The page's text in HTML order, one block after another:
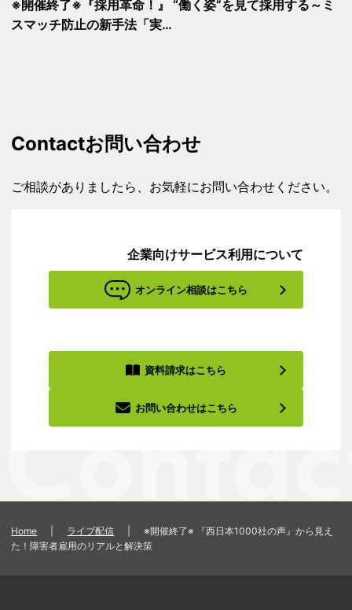
※開催終了※『採用革命！』 “働く姿”を見て採用する～ミ
スマッチ防止の新手法「実…
Contactお問い合わせ
ご相談がありましたら、お気軽にお問い合わせください。
企業向けサービス利用について
オンライン相談はこちら
資料請求はこちら
お問い合わせはこちら
Home ライブ配信
※開催終了※ 『西日本1000社の声』から見え
た！障害者雇用のリアルと解決策